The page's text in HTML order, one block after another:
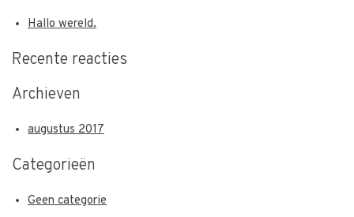
Hallo wereld.
Recente reacties
Archieven
augustus 2017
Categorieën
Geen categorie